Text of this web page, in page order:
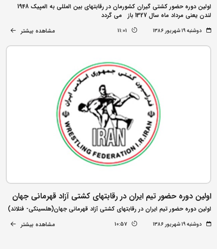
اولین دوره حضور کشتی گیران کشورمان در رقابتهای بین المللی به المپیک 1948
لندن یعنی مرداد ماه سال 1327 باز می گردد
دوشنبه ۱۹ شهریور ۱۳۸۶ 11:01 مشاهده بیشتر
اولین دوره حضور تیم ایران در رقابتهای کشتی آزاد قهرمانی جهان
اولین دوره حضور تیم ایران در رقابتهای کشتی آزاد قهرمانی جهان(هلسینکی- فنلاند)
دوشنبه ۱۹ شهریور ۱۳۸۶ 10:57 مشاهده بیشتر